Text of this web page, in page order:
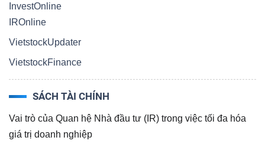
InvestOnline
IROnline
VietstockUpdater
VietstockFinance
SÁCH TÀI CHÍNH
Vai trò của Quan hệ Nhà đầu tư (IR) trong việc tối đa hóa
giá trị doanh nghiệp
vụ
(-)